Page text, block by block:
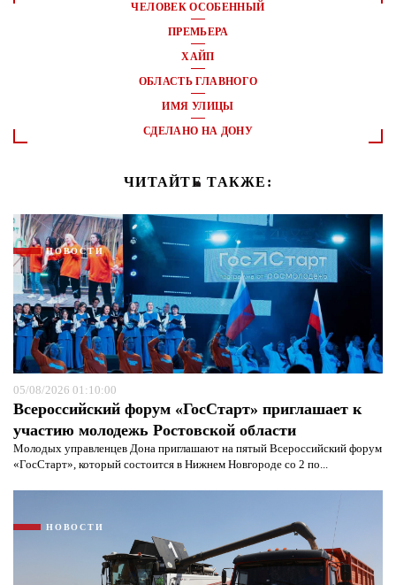
ЧЕЛОВЕК ОСОБЕННЫЙ
ПРЕМЬЕРА
ХАЙП
ОБЛАСТЬ ГЛАВНОГО
ИМЯ УЛИЦЫ
СДЕЛАНО НА ДОНУ
ЧИТАЙТЕ ТАКЖЕ:
НОВОСТИ
05/08/2026 01:10:00
Всероссийский форум «ГосСтарт» приглашает к
участию молодежь Ростовской области
Молодых управленцев Дона приглашают на пятый Всероссийский форум
«ГосСтарт», который состоится в Нижнем Новгороде со 2 по...
НОВОСТИ